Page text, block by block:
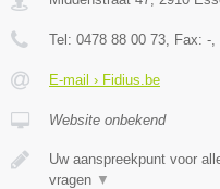
Tel: 0478 88 00 73 , Fax: -
E-mail › Fidius.be
Website onbekend
Uw aanspreekpunt voor
vragen ▼